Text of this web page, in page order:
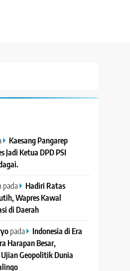
Kaesang Pangarep
Jadi Ketua DPD PSI
pada
Hadiri Ratas
Wapres Kawal
di Daerah
pada
Indonesia di Era
Harapan Besar,
Geopolitik Dunia